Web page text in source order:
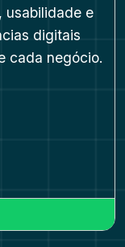
usabilidade e
digitais
cada negócio.